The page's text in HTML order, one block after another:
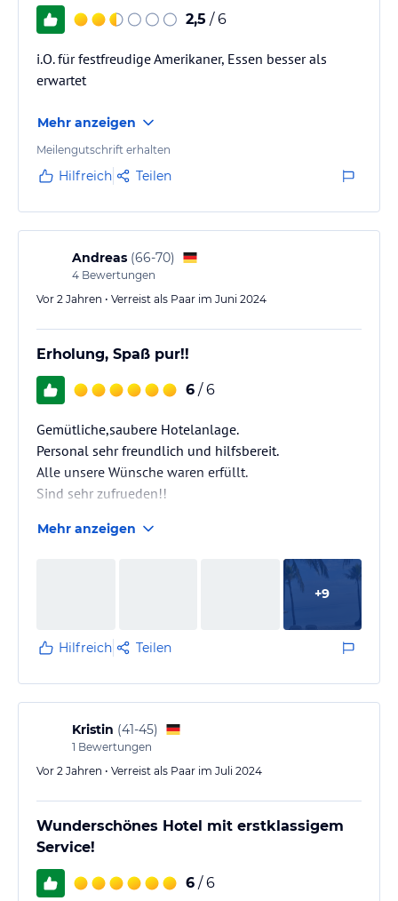
2,5 / 6
i.O. für festfreudige Amerikaner, Essen besser als
erwartet
Mehr anzeigen
Meilengutschrift erhalten
Hilfreich Teilen
Andreas (66-70)
4 Bewertungen
Vor 2 Jahren • Verreist als Paar im Juni 2024
Erholung, Spaß pur!!
6 / 6
Gemütliche,saubere Hotelanlage.
Personal sehr freundlich und hilfsbereit.
Alle unsere Wünsche waren erfüllt.
Sind sehr zufrueden!!
Mehr anzeigen
+9
Hilfreich Teilen
Kristin (41-45)
1 Bewertungen
Vor 2 Jahren • Verreist als Paar im Juli 2024
Wunderschönes Hotel mit erstklassigem
Service!
6 / 6